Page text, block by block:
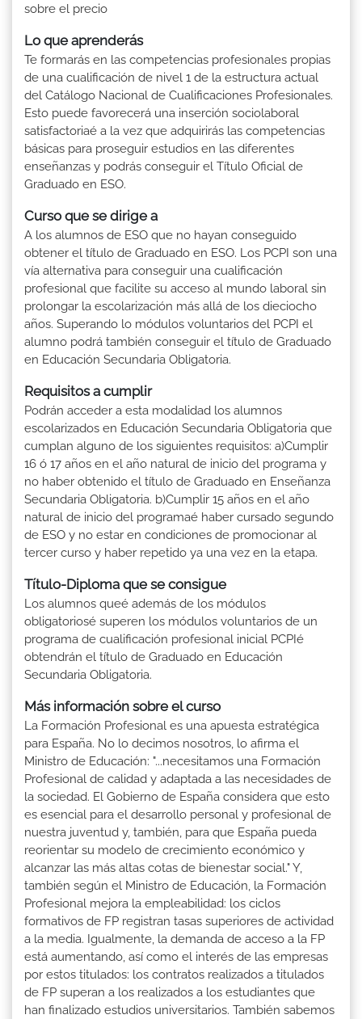
sobre el precio
Lo que aprenderás
Te formarás en las competencias profesionales propias
de una cualificación de nivel 1 de la estructura actual
del Catálogo Nacional de Cualificaciones Profesionales.
Esto puede favorecerá una inserción sociolaboral
satisfactoriaé a la vez que adquirirás las competencias
básicas para proseguir estudios en las diferentes
enseñanzas y podrás conseguir el Título Oficial de
Graduado en ESO.
Curso que se dirige a
A los alumnos de ESO que no hayan conseguido
obtener el título de Graduado en ESO. Los PCPI son una
vía alternativa para conseguir una cualificación
profesional que facilite su acceso al mundo laboral sin
prolongar la escolarización más allá de los dieciocho
años. Superando lo módulos voluntarios del PCPI el
alumno podrá también conseguir el título de Graduado
en Educación Secundaria Obligatoria.
Requisitos a cumplir
Podrán acceder a esta modalidad los alumnos
escolarizados en Educación Secundaria Obligatoria que
cumplan alguno de los siguientes requisitos: a)Cumplir
16 ó 17 años en el año natural de inicio del programa y
no haber obtenido el título de Graduado en Enseñanza
Secundaria Obligatoria. b)Cumplir 15 años en el año
natural de inicio del programaé haber cursado segundo
de ESO y no estar en condiciones de promocionar al
tercer curso y haber repetido ya una vez en la etapa.
Título-Diploma que se consigue
Los alumnos queé además de los módulos
obligatoriosé superen los módulos voluntarios de un
programa de cualificación profesional inicial PCPIé
obtendrán el título de Graduado en Educación
Secundaria Obligatoria.
Más información sobre el curso
La Formación Profesional es una apuesta estratégica
para España. No lo decimos nosotros, lo afirma el
Ministro de Educación: "...necesitamos una Formación
Profesional de calidad y adaptada a las necesidades de
la sociedad. El Gobierno de España considera que esto
es esencial para el desarrollo personal y profesional de
nuestra juventud y, también, para que España pueda
reorientar su modelo de crecimiento económico y
alcanzar las más altas cotas de bienestar social." Y,
también según el Ministro de Educación, la Formación
Profesional mejora la empleabilidad: los ciclos
formativos de FP registran tasas superiores de actividad
a la media. Igualmente, la demanda de acceso a la FP
está aumentando, así como el interés de las empresas
por estos titulados: los contratos realizados a titulados
de FP superan a los realizados a los estudiantes que
han finalizado estudios universitarios. También sabemos